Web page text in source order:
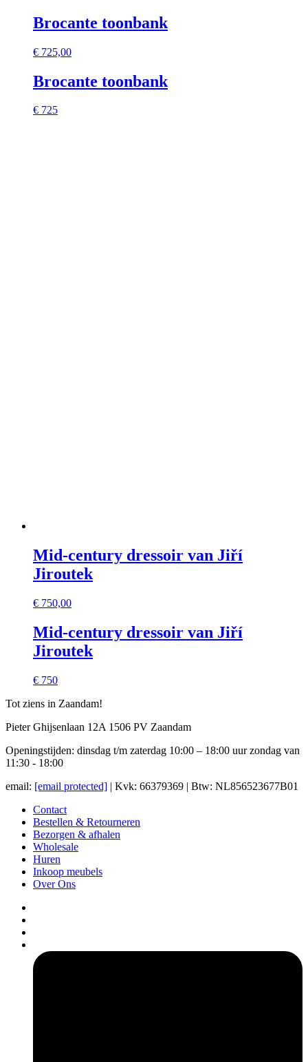
Brocante toonbank
€ 725,00
Brocante toonbank
€ 725
Mid-century dressoir van Jiří
Jiroutek
€ 750,00
Mid-century dressoir van Jiří
Jiroutek
€ 750
Tot ziens in Zaandam!
Pieter Ghijsenlaan 12A 1506 PV Zaandam
Openingstijden: dinsdag t/m zaterdag 10:00 – 18:00 uur zondag van
11:30 - 18:00
email: [email protected] | Kvk: 66379369 | Btw: NL856523677B01
Contact
Bestellen & Retourneren
Bezorgen & afhalen
Wholesale
Huren
Inkoop meubels
Over Ons